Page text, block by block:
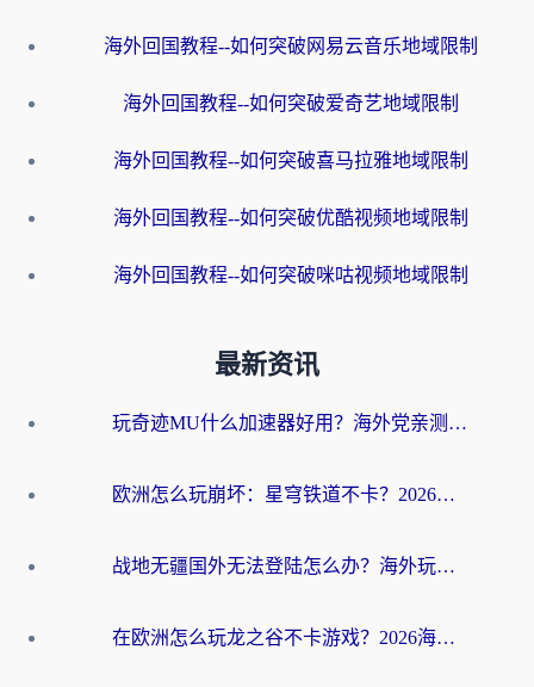
海外回国教程--如何突破网易云音乐地域限制
海外回国教程--如何突破爱奇艺地域限制
海外回国教程--如何突破喜马拉雅地域限制
海外回国教程--如何突破优酷视频地域限制
海外回国教程--如何突破咪咕视频地域限制
最新资讯
玩奇迹MU什么加速器好用？海外党亲测：这款加速器让你告别延迟卡顿！
欧洲怎么玩崩坏：星穹铁道不卡？2026海外玩家国服游戏加速器终极攻略
战地无疆国外无法登陆怎么办？海外玩家国服畅玩终极指南（附欧服魔兽EVE加速方案）
在欧洲怎么玩龙之谷不卡游戏？2026海外党国服游戏加速全攻略